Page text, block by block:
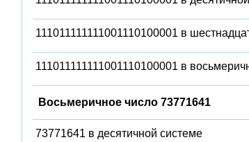
111011111111001110100001 в
111011111111001110100001 в
Восьмеричное число 73771641
73771641 в десятичной системе